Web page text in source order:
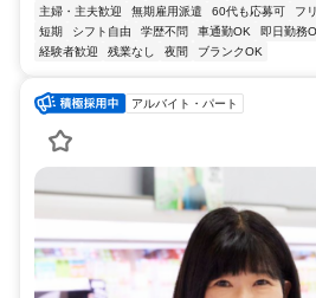
主婦・主夫歓迎
無期雇用派遣 60代も応募可 フ
短期
シフト自由 学歴不問 車通勤OK 即日勤務
経験者歓迎
残業なし 夜間 ブランクOK
アルバイト・パート